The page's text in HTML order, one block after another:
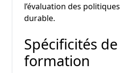
l’évaluation des
durable.
Spécificités de
formation